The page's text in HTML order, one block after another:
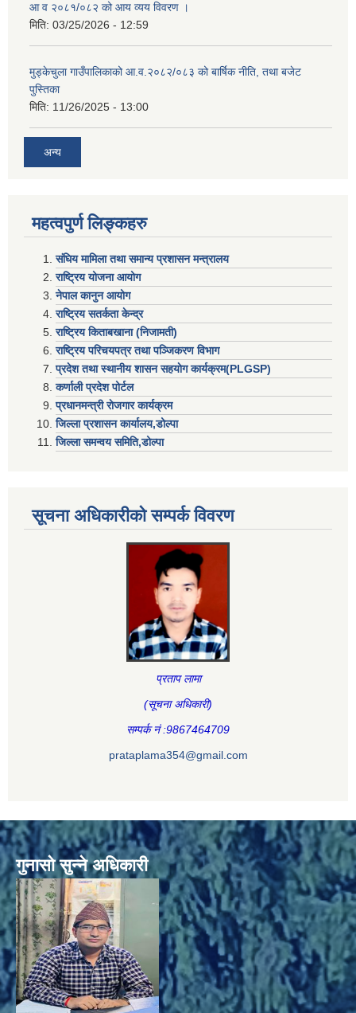
आ व २०८१/०८२ को आय व्यय विवरण ।
मिति: 03/25/2026 - 12:59
मुड्केचुला गाउँपालिकाको आ.व.२०८२/०८३ को बार्षिक नीति, तथा बजेट
पुस्तिका
मिति: 11/26/2025 - 13:00
अन्य
महत्वपुर्ण लिङ्कहरु
संघिय मामिला तथा समान्य प्रशासन मन्त्रालय
राष्ट्रिय योजना आयोग
नेपाल कानुन आयोग
राष्ट्रिय सतर्कता केन्द्र
राष्ट्रिय किताबखाना (निजामती)
राष्ट्रिय परिचयपत्र तथा पञ्जिकरण विभाग
प्रदेश तथा स्थानीय शासन सहयाेग कार्यक्रम(PLGSP)
कर्णाली प्रदेश पोर्टल
प्रधानमन्त्री राेजगार कार्यक्रम
जिल्ला प्रशासन कार्यालय,डोल्पा
जिल्ला समन्वय समिति,डोल्प
सूचना अधिकारीकाे सम्पर्क विवरण
प्रताप लामा
(सूचना अधिकारी)
सम्पर्क नं :9867464709
prataplama354@gmail.com
गुनासो सुन्ने अधिकारी